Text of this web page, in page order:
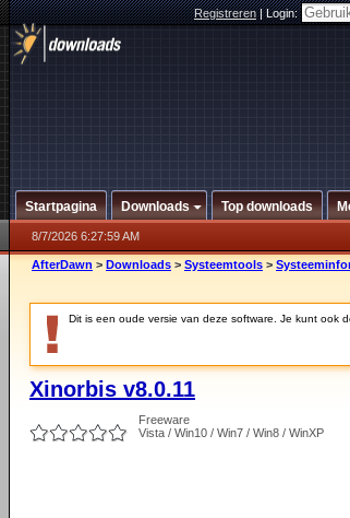
Registreren|Login:
Startpagina Downloads Top downloads
8/7/2026 6:27:59 AM
AfterDawn > Downloads > Systeemtools >
Dit is een oude versie van deze software. Je kunt ook
Xinorbis v8.0.11
Freeware
Vista / Win10 / Win7 / Win8 / WinXP